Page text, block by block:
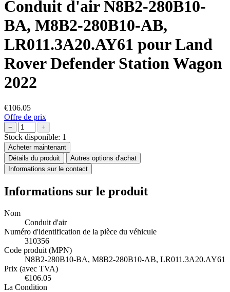
Conduit d'air N8B2-280B10-
BA, M8B2-280B10-AB,
LR011.3A20.AY61 pour Land
Rover Defender Station Wagon
2022
€106.05
Offre de prix
− +
Stock disponible: 1
Acheter maintenant
Détails du produit
Autres options d'achat
Informations sur le contact
Informations sur le produit
Nom
Conduit d'air
Numéro d'identification de la pièce du véhicule
310356
Code produit (MPN)
N8B2-280B10-BA, M8B2-280B10-AB, LR011.3A20.AY61
Prix (avec TVA)
€106.05
La Condition